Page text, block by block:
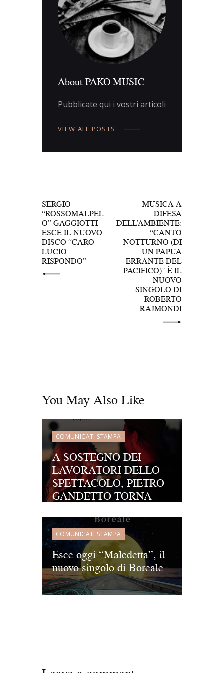
About PAKO MUSIC
Pubblicate qui i vostri articoli
VIEW ALL POSTS
SERGIO
“ROSSOMALPEL
O” GAGGIOTTI
ESCE IL NUOVO
DISCO “CARO
LUCIO
RISPONDO”
MUSICA A
DIFESA
DELL’AMBIENTE:
“CANTO
NOTTURNO (DI
UN PAPUA
ERRANTE DEL
PACIFICO)” È IL
NUOVO
SINGOLO DI
ROBERTO
RAJMONDI
You May Also Like
COMUNICATI STAMPA
A SOSTEGNO DEI
LAVORATORI DELLO
SPETTACOLO, PIETRO
GANDETTO TORNA
HIT BOHÈMIEN DAL
SAPORE
INTERNAZIONALE
COMUNICATI STAMPA
Esce oggi “Maledetta”, il
nuovo singolo di Boreale